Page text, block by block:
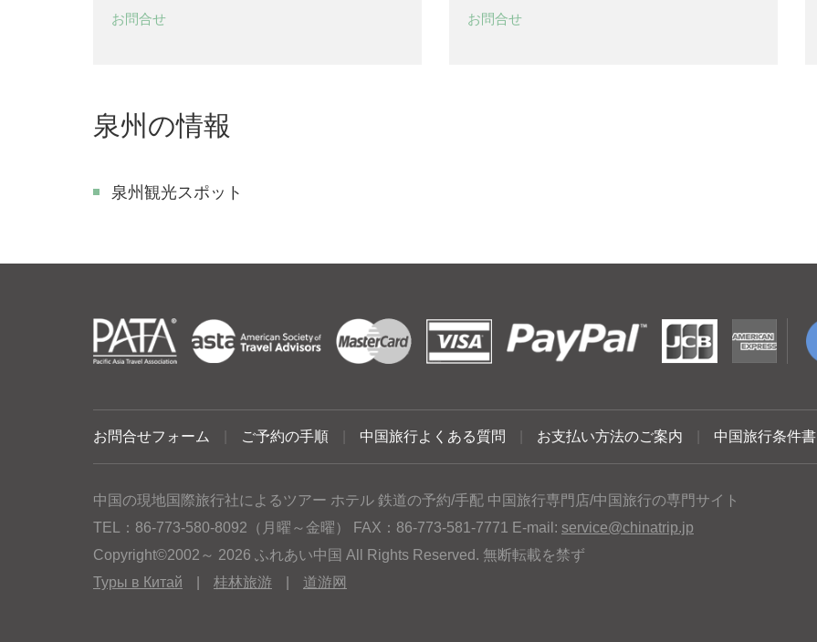
お問合せ お問合せ
泉州の情報
泉州観光スポット
お問合せフォーム ご予約の手順 中国旅行よくある質問 お支払い方法のご案内 中国旅行条件書
中国の現地国際旅行社によるツアー ホテル 鉄道の予約/手配 中国旅行専門店/中国旅行の専門サイト
TEL：86-773-580-8092（月曜～金曜） FAX：86-773-581-7771 E-mail: service@chinatrip.jp
Copyright©2002～ 2026 ふれあい中国 All Rights Reserved. 無断転載を禁ず
Туры в Китай
桂林旅游 道游网